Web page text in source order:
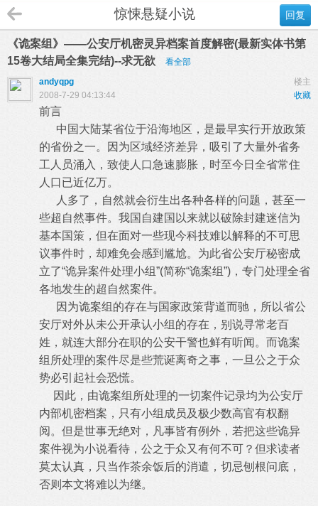
回复
惊悚悬疑小说
《诡案组》——公安厅机密灵异档案首度解密(最新实体书第
15卷大结局全集完结)--求无欲
看全部
楼主
andyqpg
收藏
2008-7-29 04:13:44
前言
中国大陆某省位于沿海地区，是最早实行开放政策
的省份之一。因为区域经济差异，吸引了大量外省务
工人员涌入，致使人口急速膨胀，时至今日全省常住
人口已近亿万。
人多了，自然就会衍生出各种各样的问题，甚至一
些超自然事件。我国自建国以来就以破除封建迷信为
基本国策，但在面对一些现今科技难以解释的不可思
议事件时，却难免会感到尴尬。为此省公安厅秘密成
立了“诡异案件处理小组”(简称“诡案组”)，专门处理全省
各地发生的超自然案件。
因为诡案组的存在与国家政策背道而驰，所以省公
安厅对外从未公开承认小组的存在，别说寻常老百
姓，就连大部分在职的公安干警也鲜有听闻。而诡案
组所处理的案件尽是些荒诞离奇之事，一旦公之于众
势必引起社会恐慌。
因此，由诡案组所处理的一切案件记录均为公安厅
内部机密档案，只有小组成员及极少数高官有权翻
阅。但是世事无绝对，凡事皆有例外，若把这些诡异
案件视为小说看待，公之于众又有何不可？但求读者
莫太认真，只当作茶余饭后的消遣，切忌刨根问底，
否则本文将难以为继。